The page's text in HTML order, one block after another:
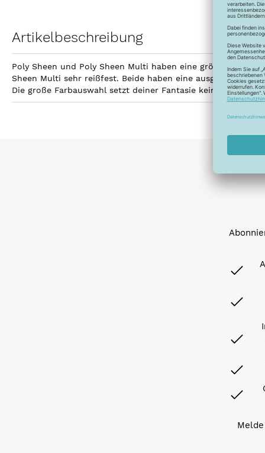
Artikelbeschreibung
Poly Sheen und Poly Sheen Multi haben eine größere
Sheen Multi sehr reißfest. Beide haben eine
Die große Farbauswahl setzt deiner Fantasie keine Grenzen